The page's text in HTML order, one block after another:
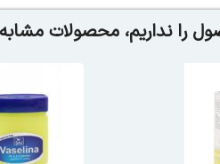
را نداریم، محصولات